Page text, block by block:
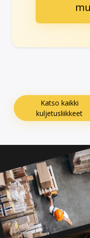
Katso kaikki
kuljetusliikkeet